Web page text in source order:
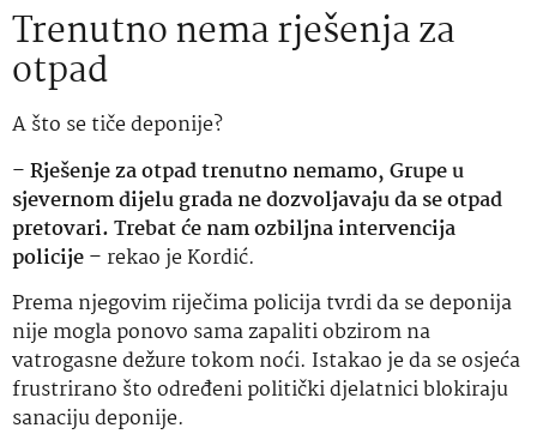
Trenutno nema rješenja za
otpad
A što se tiče deponije?
–Rješenje za otpad trenutno nemamo, Grupe u
sjevernom dijelu grada ne dozvoljavaju da se otpad
pretovari. Trebat će nam ozbiljna intervencija
policije– rekao je Kordić.
Prema njegovim riječima policija tvrdi da se deponija
nije mogla ponovo sama zapaliti obzirom na
vatrogasne dežure tokom noći. Istakao je da se osjeća
frustrirano što određeni politički djelatnici blokiraju
sanaciju deponije.